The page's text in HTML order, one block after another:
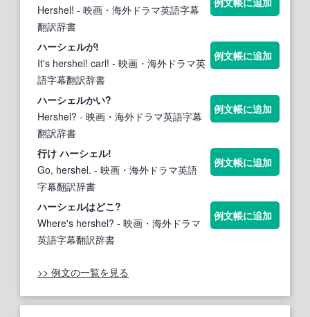
Hershel! - 映画・海外ドラマ英語字幕
翻訳辞書
ハーシェルが!
It's hershel! carl! - 映画・海外ドラマ英
語字幕翻訳辞書
例文帳に追加
ハーシェルかい?
Hershel? - 映画・海外ドラマ英語字幕
翻訳辞書
例文帳に追加
行けハーシェル!
Go, hershel. - 映画・海外ドラマ英語
字幕翻訳辞書
例文帳に追加
ハーシェルはどこ?
Where's hershel? - 映画・海外ドラマ
英語字幕翻訳辞書
例文帳に追加
>> 例文の一覧を見る